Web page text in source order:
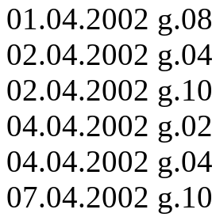
01.04.2002
02.04.2002
02.04.2002
04.04.2002
04.04.2002
07.04.2002